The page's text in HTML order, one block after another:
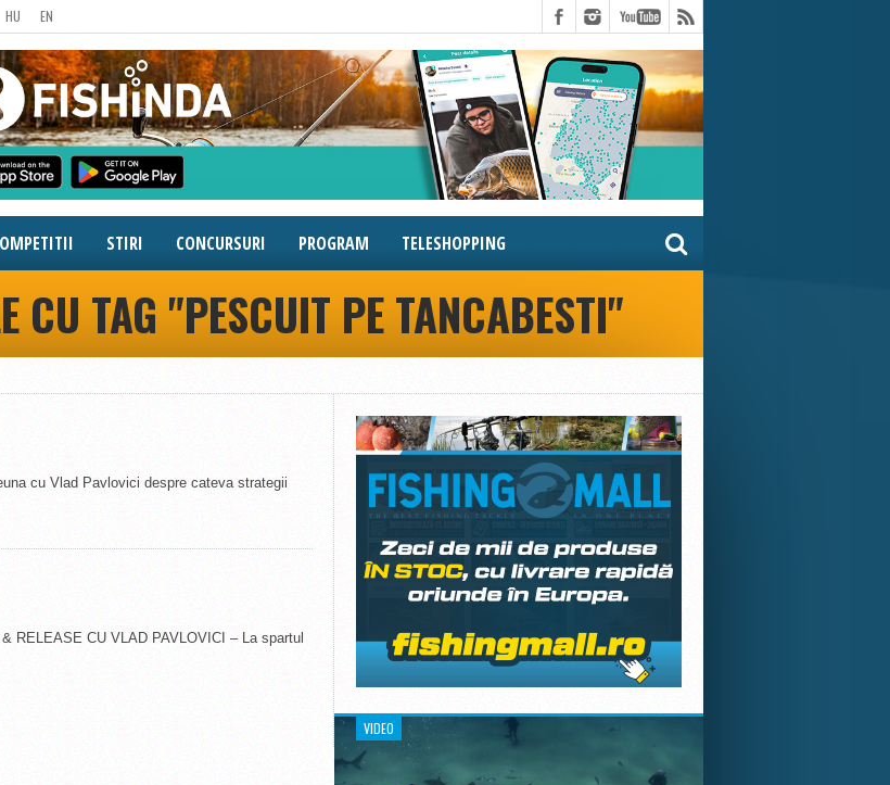
HU EN
STIRI CONCURSURI PROGRAM TELESHOPPING
CU TAG "PESCUIT PE TANCABESTI"
cu Vlad Pavlovici despre cateva strategii
RELEASE CU VLAD PAVLOVICI – La spartul
VIDEO